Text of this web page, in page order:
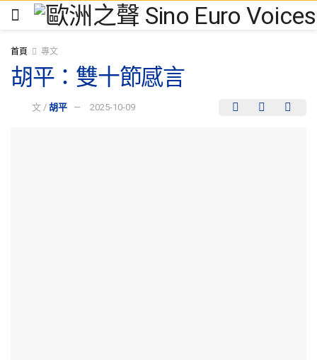
首頁 專文
胡平：雙十節感言
文 / 胡平 2025-10-09